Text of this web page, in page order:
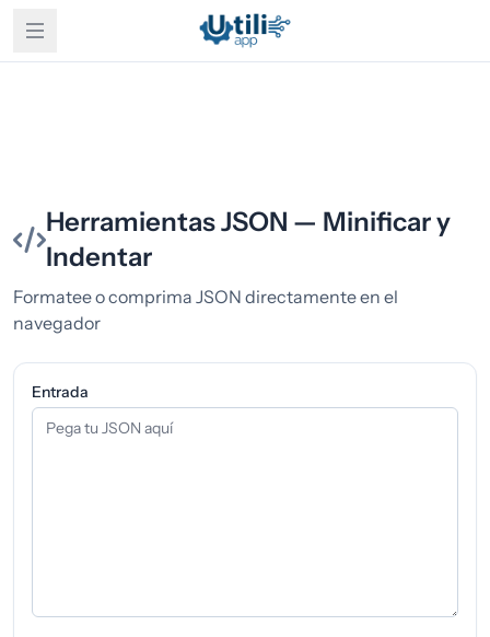
Herramientas JSON — Minificar y
Indentar
Formatee o comprima JSON directamente en el
navegador
Entrada